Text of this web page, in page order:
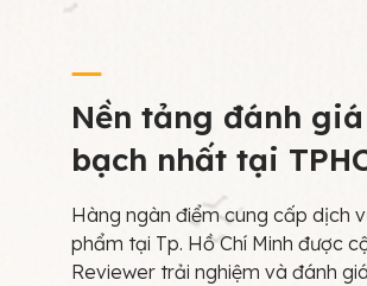
Nền tảng đánh
bạch nhất tại
Hàng ngàn điểm cung cấp dịch
phẩm tại Tp. Hồ Chí Minh được
Reviewer trải nghiệm và đánh